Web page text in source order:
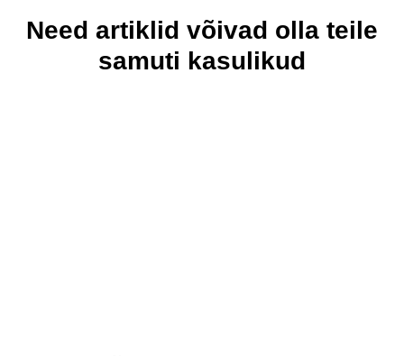
Need artiklid võivad olla teile
samuti kasulikud